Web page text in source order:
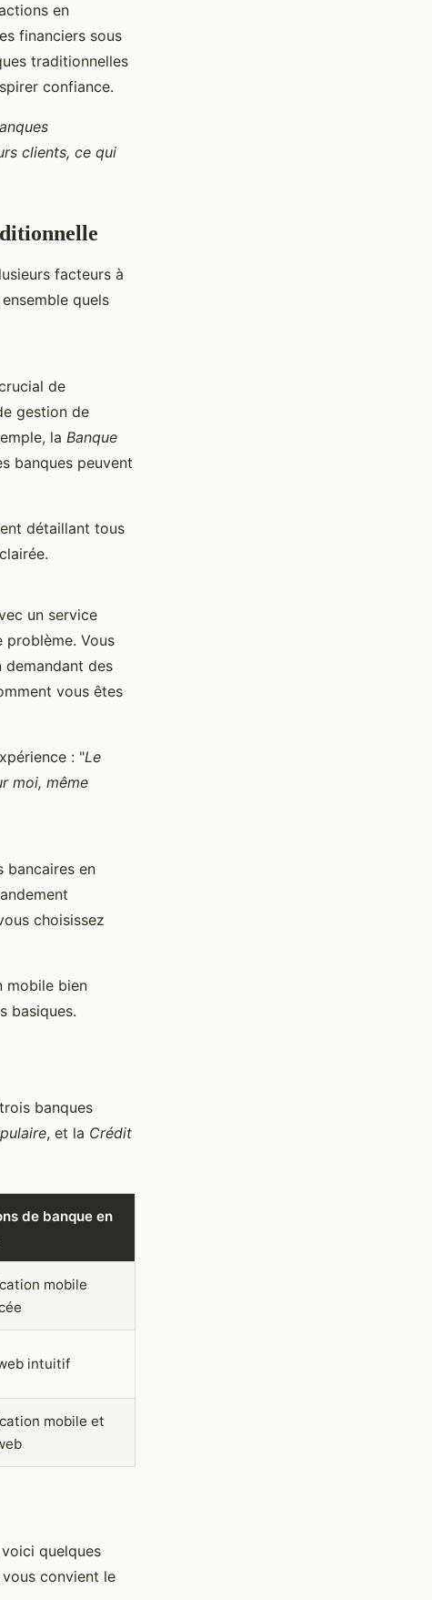
en
financiers sous
traditionnelles
confiance.
clients, ce qui
facteurs à
quels
de
gestion de
la Banque
banques peuvent
détaillant tous
un service
Vous
demandant des
vous êtes
: "Le
moi, même
bancaires en
choisissez
mobile bien
basiques.
banques
, et la Crédit
de banque en
mobile
intuitif
mobile et
quelques
convient le